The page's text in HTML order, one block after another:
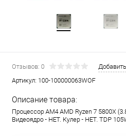
Отзывов: 0
Артикул: 100-100000063WOF
Описание товара:
Процессор AM4 AMD Ryzen 7 5800X
Видеоядро - НЕТ. Кулер - НЕТ. TDP